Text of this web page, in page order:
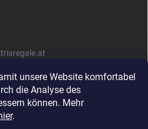
unsere Website komfortabel
die Analyse des
können. Mehr
.